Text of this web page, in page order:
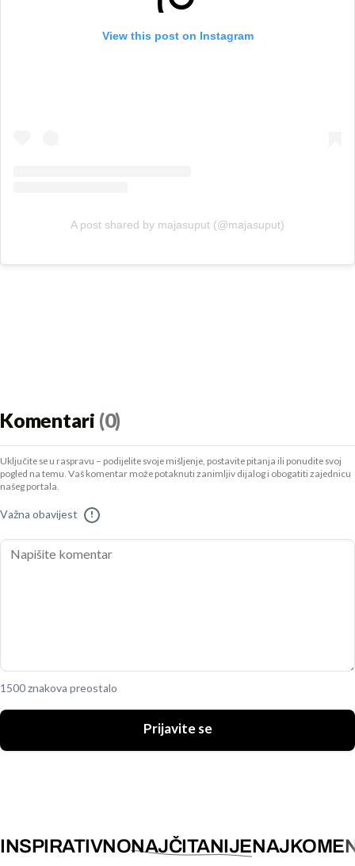
View this post on Instagram
A post shared by majasuput (@majasuput)
Komentari (0)
Uključite se u raspravu – podijelite svoje mišljenje, postavite pitanja ili ponudite svoj
pogled na temu. Vaš komentar može potaknuti zanimljiv dijalog i obogatiti zajednicu
našeg portala.
Važna obavijest !
1500 znakova preostalo
Prijavite se
INSPIRATIVNONAJČITANIJE